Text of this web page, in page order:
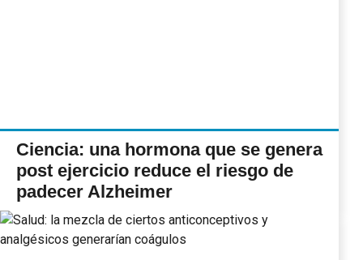
Ciencia: una hormona que se genera
post ejercicio reduce el riesgo de
padecer Alzheimer